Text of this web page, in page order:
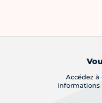
Accédez
informations